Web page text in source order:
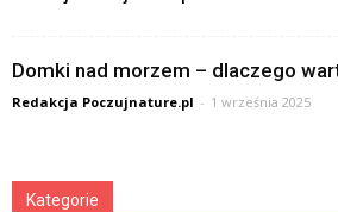
Domki nad morzem – dlaczego
Redakcja Poczujnature.pl - 1 września 2025
Kategorie